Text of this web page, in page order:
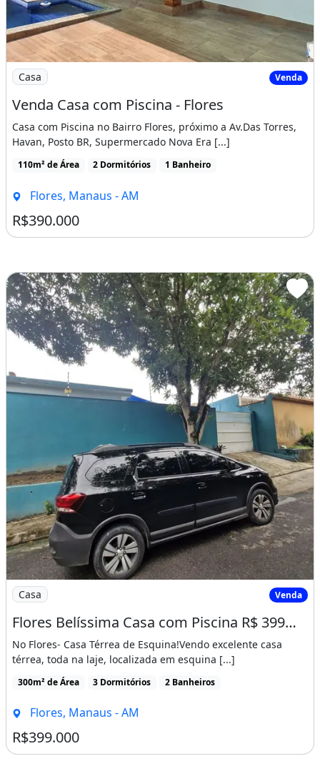
Imagem: Venda Casa com Piscina - Flores
Casa Venda
Venda Casa com Piscina - Flores
Casa com Piscina no Bairro Flores, próximo a Av.Das Torres,
Havan, Posto BR, Supermercado Nova Era [...]
110m² de Área 2 Dormitórios 1 Banheiro
Flores, Manaus - AM
R$390.000
Imagem: Flores Belíssima Casa com Piscina R$ 399Mil
Casa Venda
Flores Belíssima Casa com Piscina R$ 399Mil, Somente À Vista
No Flores- Casa Térrea de Esquina!Vendo excelente casa
térrea, toda na laje, localizada em esquina [...]
300m² de Área 3 Dormitórios 2 Banheiros
Flores, Manaus - AM
R$399.000